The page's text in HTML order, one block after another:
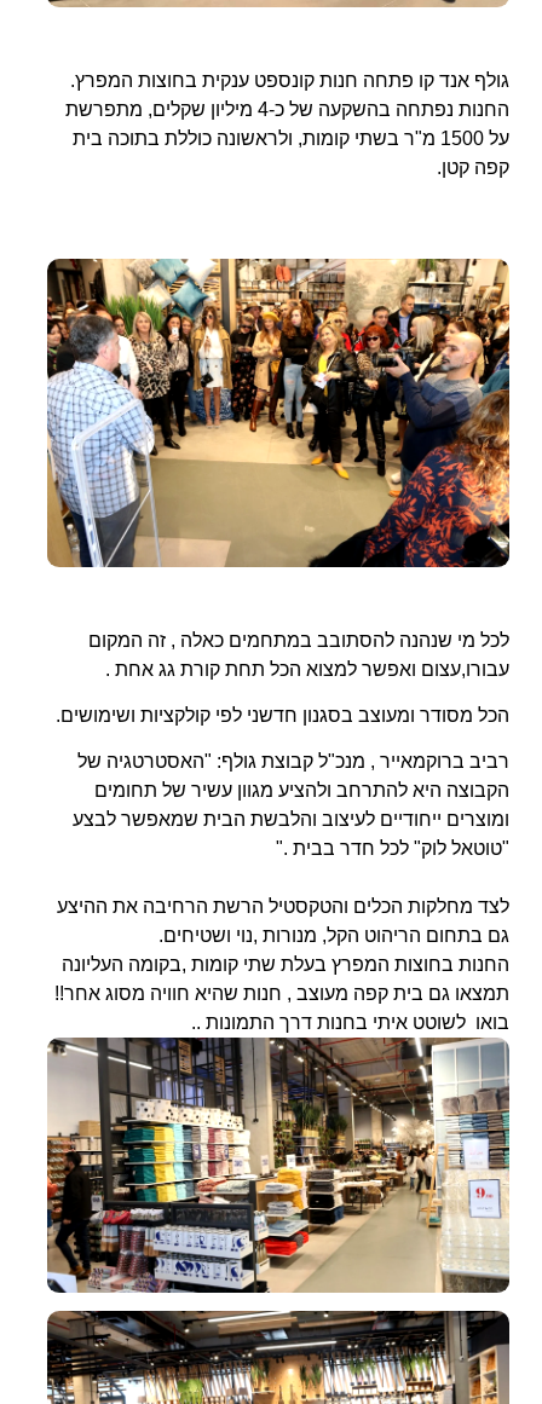
גולף אנד קו פתחה חנות קונספט ענקית בחוצות המפרץ.
החנות נפתחה בהשקעה של כ-4 מיליון שקלים, מתפרשת
על 1500 מ"ר בשתי קומות, ולראשונה כוללת בתוכה בית
קפה קטן.
לכל מי שנהנה להסתובב במתחמים כאלה , זה המקום
עבורו,עצום ואפשר למצוא הכל תחת קורת גג אחת .
הכל מסודר ומעוצב בסגנון חדשני לפי קולקציות ושימושים.
רביב ברוקמאייר , מנכ"ל קבוצת גולף: "האסטרטגיה של
הקבוצה היא להתרחב ולהציע מגוון עשיר של תחומים
ומוצרים ייחודיים לעיצוב והלבשת הבית שמאפשר לבצע
"טוטאל לוק" לכל חדר בבית ."
לצד מחלקות הכלים והטקסטיל הרשת הרחיבה את ההיצע
גם בתחום הריהוט הקל, מנורות ,נוי ושטיחים.
החנות בחוצות המפרץ בעלת שתי קומות ,בקומה העליונה
תמצאו גם בית קפה מעוצב , חנות שהיא חוויה מסוג אחר!!
בואו לשוטט איתי בחנות דרך התמונות ..